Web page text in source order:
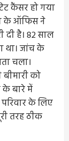
कैंसर हो गया
के ऑफिस ने
दी है। 82 साल
था। जांच के
चला।
बीमारी को
के बारे में
के लिए
तरह ठीक